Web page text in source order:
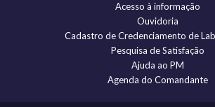
Acesso à informação
Ouvidoria
Cadastro de Credenciamento de
Pesquisa de Satisfação
Ajuda ao PM
Agenda do Comandante